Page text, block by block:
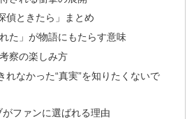
偵ときたら」まとめ
た」が物語にもたらす意味
察の楽しみ方
れなかった“真実”を知りたくないで
ファンに選ばれる理由